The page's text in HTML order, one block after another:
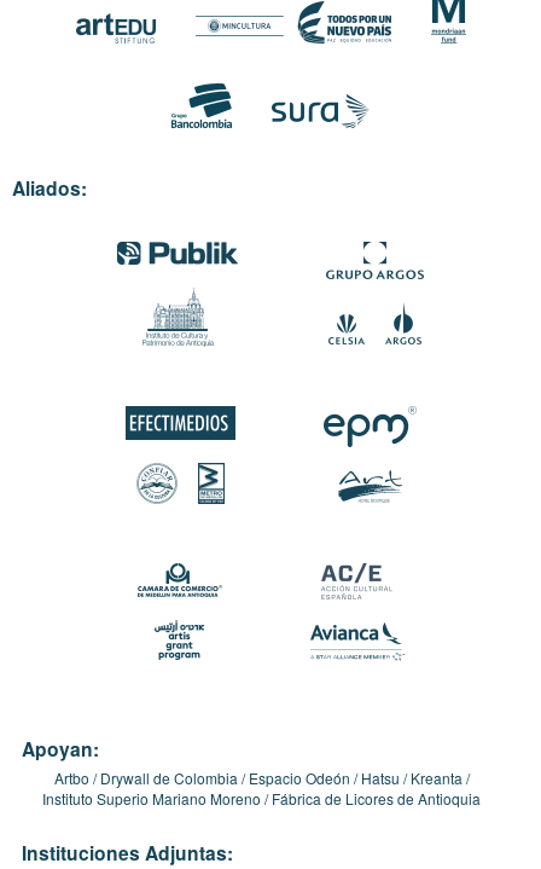
Aliados:
Apoyan:
Artbo Drywall de Colombia Espacio Odeón Hatsu
Kreanta
Instituto Superio Mariano Moreno
Fábrica de Licores de Antioquia
Instituciones Adjuntas: